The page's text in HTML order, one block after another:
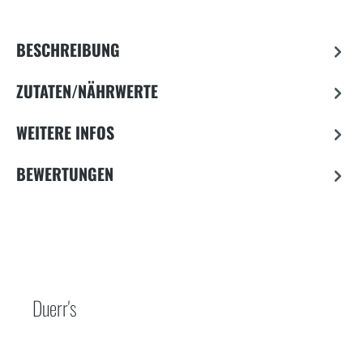
BESCHREIBUNG
ZUTATEN/NÄHRWERTE
WEITERE INFOS
BEWERTUNGEN
Duerr's